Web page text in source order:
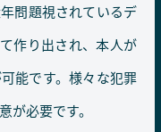
問題視されているデ
作り出され、本人が
能です。様々な犯罪
が必要です。